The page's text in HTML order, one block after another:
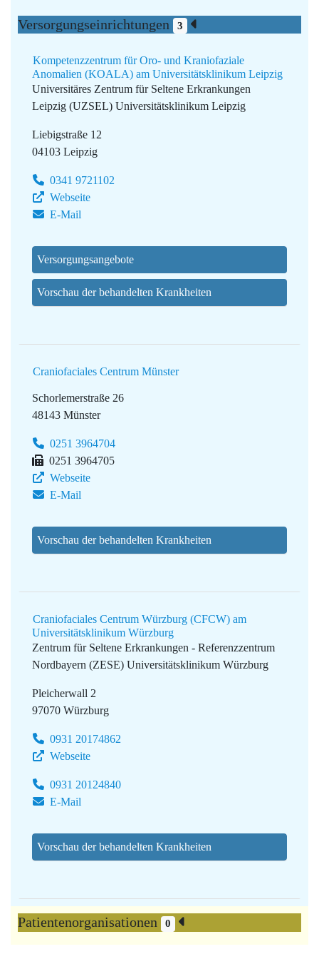
Versorgungseinrichtungen 3
Kompetenzzentrum für Oro- und Kraniofaziale
Anomalien (KOALA) am Universitätsklinikum Leipzig
Universitäres Zentrum für Seltene Erkrankungen
Leipzig (UZSEL) Universitätsklinikum Leipzig
Liebigstraße 12
04103 Leipzig
0341 9721102
Webseite
E-Mail
Versorgungsangebote
Vorschau der behandelten Krankheiten
Craniofaciales Centrum Münster
Schorlemerstraße 26
48143 Münster
0251 3964704
0251 3964705
Webseite
E-Mail
Vorschau der behandelten Krankheiten
Craniofaciales Centrum Würzburg (CFCW) am
Universitätsklinikum Würzburg
Zentrum für Seltene Erkrankungen - Referenzzentrum
Nordbayern (ZESE) Universitätsklinikum Würzburg
Pleicherwall 2
97070 Würzburg
0931 20174862
Webseite
0931 20124840
E-Mail
Vorschau der behandelten Krankheiten
Patientenorganisationen 0